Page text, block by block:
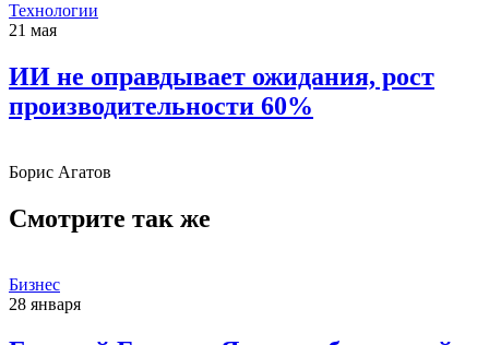
Технологии
21 мая
ИИ не оправдывает ожидания, рост
производительности 60%
Борис Агатов
Смотрите так же
Бизнес
28 января